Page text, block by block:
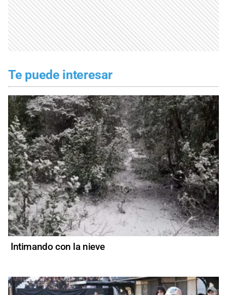
Te puede interesar
Intimando con la nieve